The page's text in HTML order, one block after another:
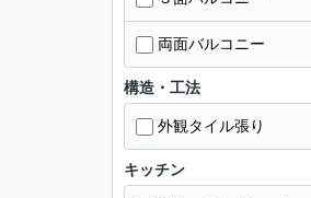
両面バルコニー
構造・工法
外観タイル張り
キッチン